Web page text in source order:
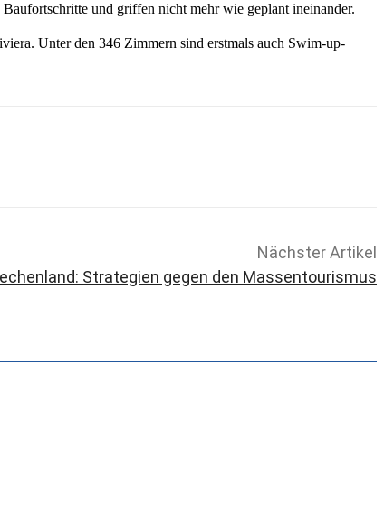
und griffen nicht mehr wie geplant ineinander.
Unter den 346 Zimmern sind erstmals auch Swim-up-
Nächster Artikel
Strategien gegen den Massentourismus